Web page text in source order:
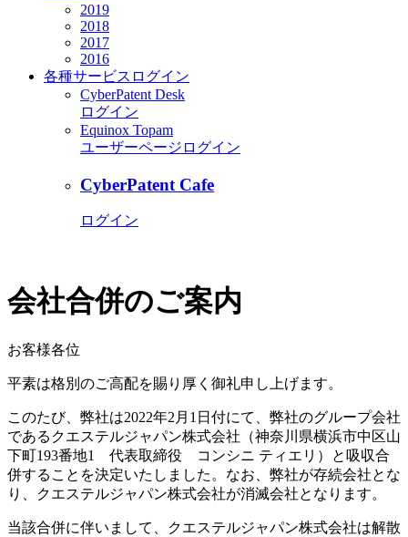
2019
2018
2017
2016
各種サービス ログイン
CyberPatent Desk
ログイン
Equinox Topam
ユーザーページログイン
CyberPatent Cafe
ログイン
会社合併のご案内
お客様各位
平素は格別のご高配を賜り厚く御礼申し上げます。
このたび、弊社は2022年2月1日付にて、弊社のグループ会社
であるクエステルジャパン株式会社（神奈川県横浜市中区山
下町193番地1 代表取締役 コンシニ ティエリ）と吸収合
併することを決定いたしました。なお、弊社が存続会社とな
り、クエステルジャパン株式会社が消滅会社となります。
当該合併に伴いまして、クエステルジャパン株式会社は解散